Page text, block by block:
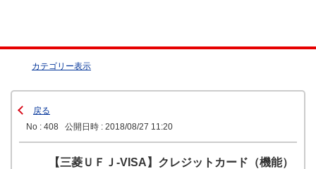
カテゴリー表示
戻る
No : 408
公開日時 : 2018/08/27 11:20
【三菱ＵＦＪ-VISA】クレジットカード（機能）